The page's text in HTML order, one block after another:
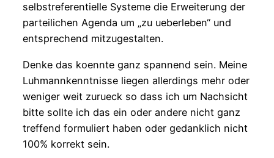
selbstreferentielle Systeme die Erweiterung der
parteilichen Agenda um „zu ueberleben“ und
entsprechend mitzugestalten.
Denke das koennte ganz spannend sein. Meine
Luhmannkenntnisse liegen allerdings mehr oder
weniger weit zurueck so dass ich um Nachsicht
bitte sollte ich das ein oder andere nicht ganz
treffend formuliert haben oder gedanklich nicht
100% korrekt sein.